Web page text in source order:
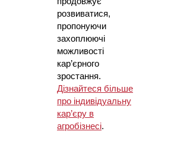
розвиватися,
пропонуючи
захоплюючі
можливості
кар’єрного
зростання.​
Дізнайтеся більше
про індивідуальну
кар’єру в
агробізнесі.